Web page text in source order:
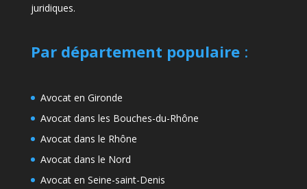
juridiques.
Par département populaire:
Avocat en Gironde
Avocat dans les Bouches-du-Rhône
Avocat dans le Rhône
Avocat dans le Nord
Avocat en Seine-saint-Denis